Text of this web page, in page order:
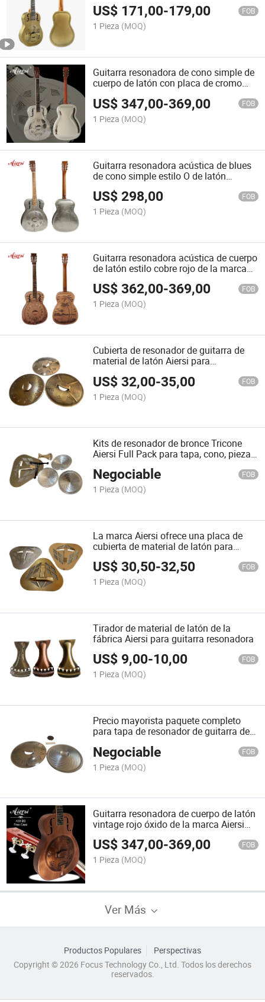
US$ 171,00-179,00 FOB
1 Pieza (MOQ)
Guitarra resonadora de cono simple de
cuerpo de latón con placa de cromo
bluegrass
US$347,00-369,00 FOB
1 Pieza (MOQ)
Guitarra resonadora acústica de blues
de cono simple estilo O de latón
vintage con patrón de árbol Aiersi
Hawaii
US$298,00 FOB
1 Pieza (MOQ)
Guitarra resonadora acústica de cuerpo
de latón estilo cobre rojo de la marca
Aiersi
US$362,00-369,00 FOB
1 Pieza (MOQ)
Cubierta de resonador de guitarra de
material de latón Aiersi para
US$32,00-35,00 FOB
1 Pieza (MOQ)
Kits de resonador de bronce Tricone
Aiersi Full Pack para tapa, cono, pieza
Negociable FOB
1 Pieza (MOQ)
La marca Aiersi ofrece una placa de
cubierta de material de latón para
guitarra resonadora Tricone
US$30,50-32,50 FOB
1 Pieza (MOQ)
Tirador de material de latón de la
fábrica Aiersi para guitarra resonadora
US$ 9,00-10,00 FOB
1 Pieza (MOQ)
Precio mayorista paquete completo
para tapa de resonador de guitarra de
Negociable FOB
1 Pieza (MOQ)
Guitarra resonadora de cuerpo de latón
vintage rojo óxido de la marca Aiersi
para instrumentos musicales bluegrass
US$347,00-369,00 FOB
1 Pieza (MOQ)
Ver Más
Productos Populares
Perspectivas
Copyright © 2026 Focus Technology Co., Ltd. Todos los derechos
reservados.